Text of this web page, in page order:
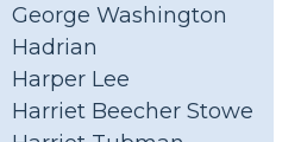
George Washington
Hadrian
Harper Lee
Harriet Beecher Stowe